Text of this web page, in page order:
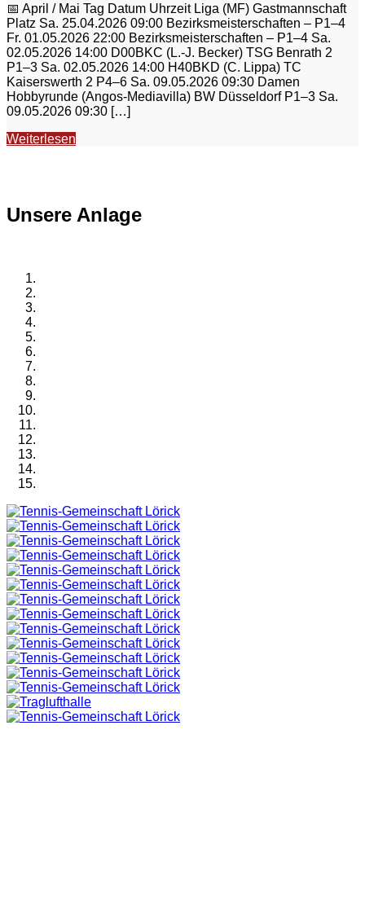
📅 April / Mai Tag Datum Uhrzeit Liga (MF) Gastmannschaft
Platz Sa. 25.04.2026 09:00 Bezirksmeisterschaften – P1–4
Fr. 01.05.2026 22:00 Bezirksmeisterschaften – P1–4 Sa.
02.05.2026 14:00 D00BKC (L.-J. Becker) TSG Benrath 2
P1–3 Sa. 02.05.2026 14:00 H40BKD (C. Lippa) TC
Kaiserswerth 2 P4–6 Sa. 09.05.2026 09:30 Damen
Hobbyrunde (Angos-Mediavilla) BW Düsseldorf P1–3 Sa.
09.05.2026 09:30 […]
Weiterlesen
Unsere Anlage